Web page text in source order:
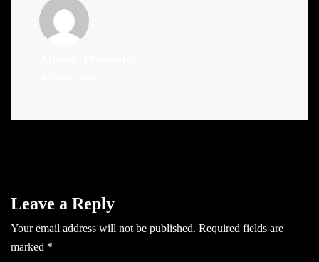
Leave a Reply
Your email address will not be published. Required fields are
marked *